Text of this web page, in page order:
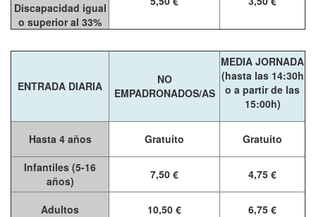
Discapacidad igual
o superior al 33%
ENTRADA DIARIA
NO
EMPADRONADOS/AS
MEDIA JORNADA
(hasta las 14:30h
o a partir de las
15:00h)
Hasta 4 años Gratuito
Gratuito
Infantiles (5-16
años)
7,50 € 4,75 €
Adultos 10,50 €
6,75 €